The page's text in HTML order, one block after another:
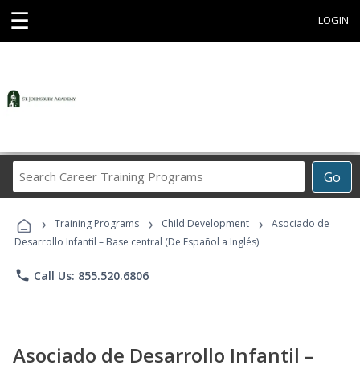
☰ LOGIN
Go
Career
Programs
› Training Programs › Child Development ›
Asociado de
Desarrollo Infantil – Base central (De Español a Inglés)
phone Call Us: 855.520.6806
Asociado de Desarrollo Infantil –